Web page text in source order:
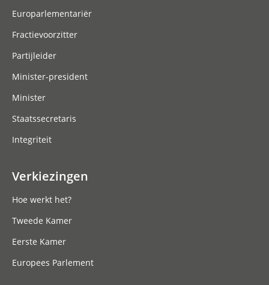
Europarlementariër
Fractievoorzitter
Partijleider
Minister-president
Minister
Staatssecretaris
Integriteit
Verkiezingen
Hoe werkt het?
Tweede Kamer
Eerste Kamer
Europees Parlement